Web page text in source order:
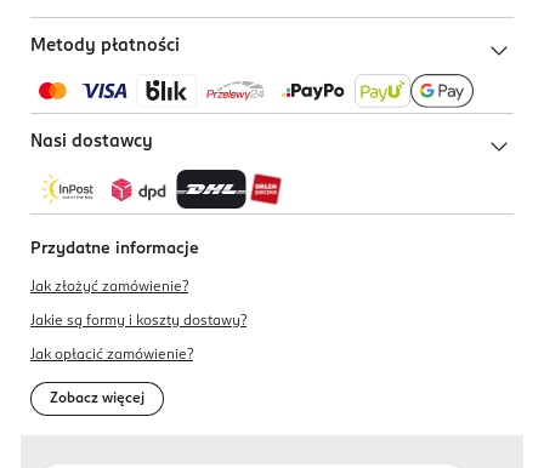
Metody płatności
Nasi dostawcy
Przydatne informacje
Jak złożyć zamówienie?
Jakie są formy i koszty dostawy?
Jak opłacić zamówienie?
Zobacz więcej